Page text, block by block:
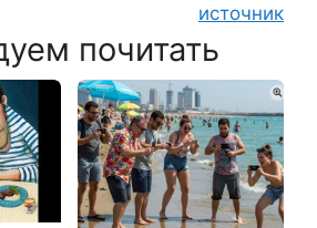
источник
почитать